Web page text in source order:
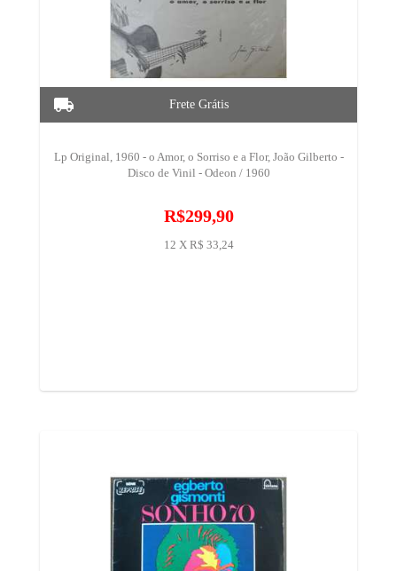
Lp Original, 1960 - o Amor, o Sorriso e a Flor, João Gilberto -
Disco de Vinil - Odeon / 1960
R$299,90
12 X R$ 33,24